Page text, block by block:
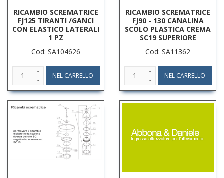
RICAMBIO SCREMATRICE
FJ125 TIRANTI /GANCI
CON ELASTICO LATERALI
1 PZ
Cod: SA104626
RICAMBIO SCREMATRICE
FJ90 - 130 CANALINA
SCOLO PLASTICA CREMA
SC19 SUPERIORE
Cod: SA11362